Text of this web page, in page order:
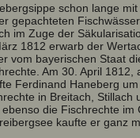
schon lange
gepachteten
im Zuge der
1812 erwarb der
vom bayerischen Staat
Am 30. April 1812,
Ferdinand Haneberg
in Breitach, Stillach
die Fischrechte im
kaufte er ganz